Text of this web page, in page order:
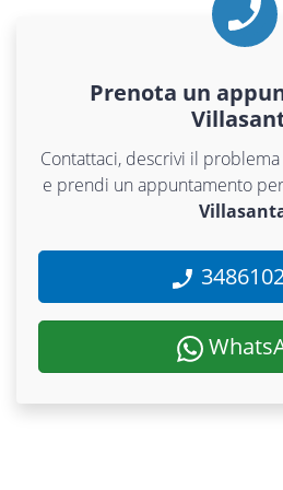
Prenota un
Contattaci, descrivi il
e prendi un appuntamento per